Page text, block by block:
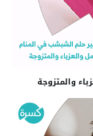
والمتزوجة